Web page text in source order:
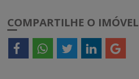
COMPARTILHE O IMÓVEL